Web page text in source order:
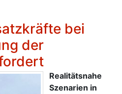
bei
der
Realitätsnahe
Szenarien in